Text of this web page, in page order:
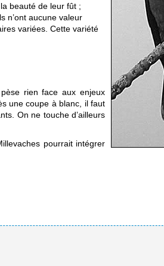
beauté de leur fût ;
n’ont aucune valeur
variées. Cette variété
rien face aux enjeux
une coupe à blanc, il faut
On ne touche d’ailleurs
pourrait intégrer